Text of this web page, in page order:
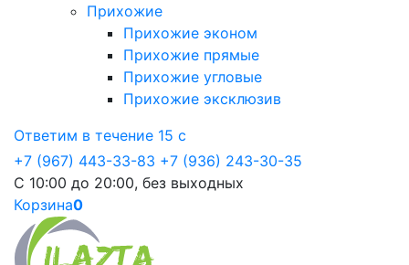
Прихожие
Прихожие эконом
Прихожие прямые
Прихожие угловые
Прихожие эксклюзив
Ответим в течение 15 с
+7 (967) 443-33-83 +7 (936) 243-30-35
С 10:00 до 20:00, без выходных
Корзина0